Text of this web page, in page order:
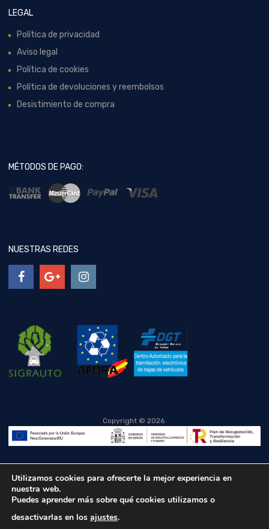
LEGAL
Política de privacidad
Aviso legal
Política de cookies
Política de devoluciones y reembolsos
Desistimiento de compra
MÉTODOS DE PAGO:
NUESTRAS REDES
Copyright © 2026
Utilizamos cookies para ofrecerte la mejor experiencia en
nuestra web.
Puedes aprender más sobre qué cookies utilizamos o
desactivarlas en los ajustes.